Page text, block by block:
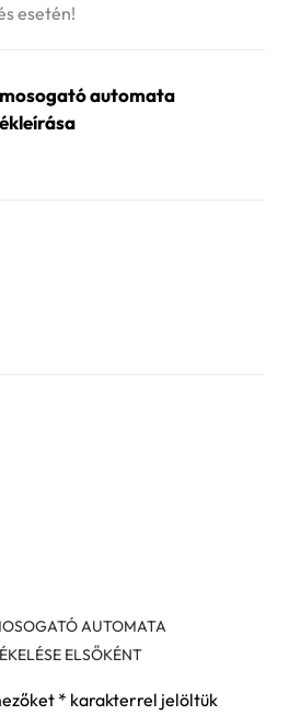
esetén!
automata
AUTOMATA
ELSŐKÉNT
* karakterrel jelöltük